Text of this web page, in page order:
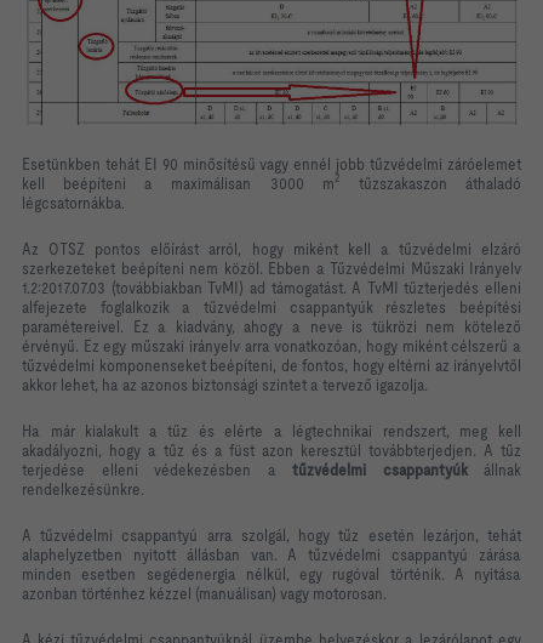
Esetünkben tehát EI 90 minősítésű vagy ennél jobb tűzvédelmi záróelemet
kell beépíteni a maximálisan 3000 m2
tűzszakaszon áthaladó
légcsatornákba.
Az OTSZ pontos előírást arról, hogy miként kell a tűzvédelmi elzáró
szerkezeteket beépíteni nem közöl. Ebben a Tűzvédelmi Műszaki Irányelv
1.2:2017.07.03 (továbbiakban TvMI) ad támogatást. A TvMI tűzterjedés elleni
alfejezete foglalkozik a tűzvédelmi csappantyúk részletes beépítési
paramétereivel. Ez a kiadvány, ahogy a neve is tükrözi nem kötelező
érvényű. Ez egy műszaki irányelv arra vonatkozóan, hogy miként célszerű a
tűzvédelmi komponenseket beépíteni, de fontos, hogy eltérni az irányelvtől
akkor lehet, ha az azonos biztonsági szintet a tervező igazolja.
Ha már kialakult a tűz és elérte a légtechnikai rendszert, meg kell
akadályozni, hogy a tűz és a füst azon keresztül továbbterjedjen. A tűz
terjedése elleni védekezésben a tűzvédelmi csappantyúkállnak
rendelkezésünkre.
A tűzvédelmi csappantyú arra szolgál, hogy tűz esetén lezárjon, tehát
alaphelyzetben nyitott állásban van. A tűzvédelmi csappantyú zárása
minden esetben segédenergia nélkül, egy rugóval történik. A nyitása
azonban történhez kézzel (manuálisan) vagy motorosan.
A kézi tűzvédelmi csappantyúknál üzembe helyezéskor a lezárólapot egy